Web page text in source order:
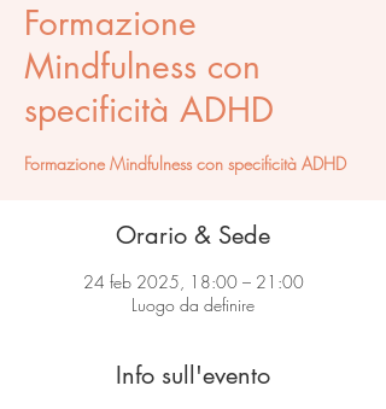
Formazione
Mindfulness con
specificità ADHD
Formazione Mindfulness con specificità ADHD
Orario & Sede
24 feb 2025, 18:00 – 21:00
Luogo da definire
Info sull'evento